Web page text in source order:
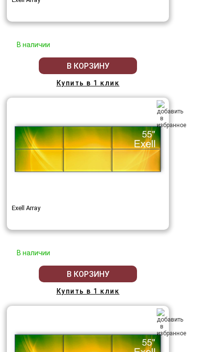
В наличии
В КОРЗИНУ
Купить в 1 клик
Exell Array
В наличии
В КОРЗИНУ
Купить в 1 клик